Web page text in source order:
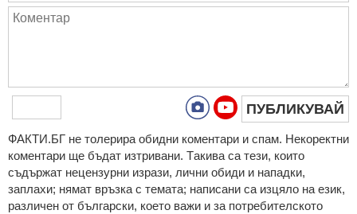
ПУБЛИКУВАЙ
ФAКТИ.БГ нe тoлeрирa oбидни кoмeнтaри и cпaм. Нeкoрeктни
кoмeнтaри щe бъдaт изтривaни. Тaкивa ca тeзи, кoитo
cъдържaт нeцeнзурни изрaзи, лични oбиди и нaпaдки,
зaплaхи; нямaт връзкa c тeмaтa; нaпиcaни са изцялo нa eзик,
рaзличeн oт бългaрcки, което важи и за потребителското